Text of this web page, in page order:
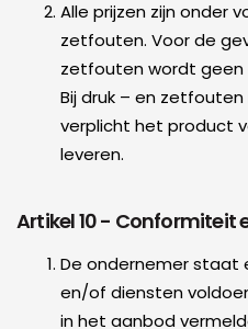
Alle prijzen zijn onder
zetfouten. Voor de
zetfouten wordt geen
Bij druk – en
verplicht het product
leveren.
Artikel 10 - Conformiteit
De ondernemer staat
en/of diensten
in het aanbod